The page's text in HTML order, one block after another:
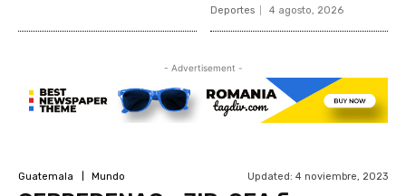
Deportes 4 agosto, 2026
- Advertisement -